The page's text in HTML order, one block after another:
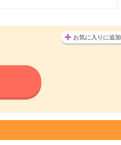
お気に入りに追加